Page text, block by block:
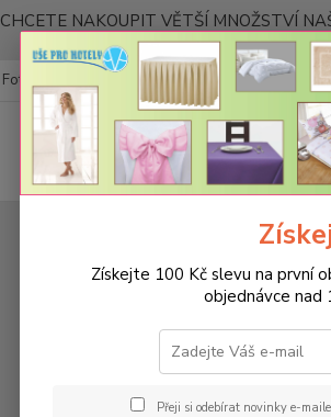
CHCETE NAKOUPIT VĚTŠÍ MNOŽSTVÍ
Fotogalerie Kontakty
Slavnostní ubrusy
Rozměr
Kč Od
Získejte 100 Kč slevu na první
objednávce nad
Přeji si odebírat novinky e-